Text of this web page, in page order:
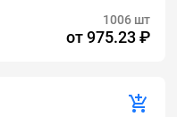
1006 шт
от975.23 ₽